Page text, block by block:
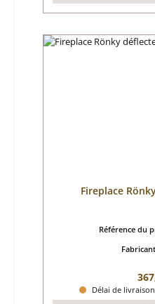
Fireplace
Référence du
Délai de